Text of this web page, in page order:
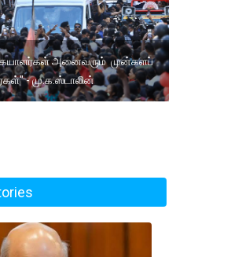
அனைவரும் முன்களப்
- மு.க.ஸ்டாலின்